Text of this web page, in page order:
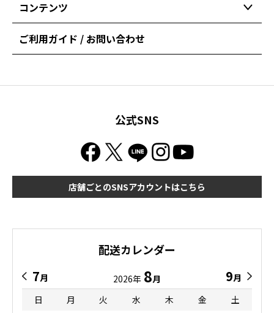
コンテンツ
ご利用ガイド / お問い合わせ
公式SNS
店舗ごとのSNSアカウントはこちら
配送カレンダー
7月 2026年 8月 9月
日
月 火 水 木 金 土